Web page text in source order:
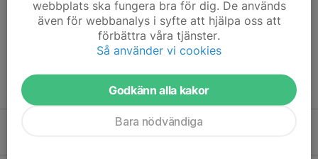
Dela nyhet
Tidigare nyheter
Slut på säsongen
webbplats ska fungera bra för dig. De används
även för webbanalys i syfte att hjälpa oss att
förbättra våra tjänster.
Så använder vi cookies
Godkänn alla kakor
Bara nödvändiga